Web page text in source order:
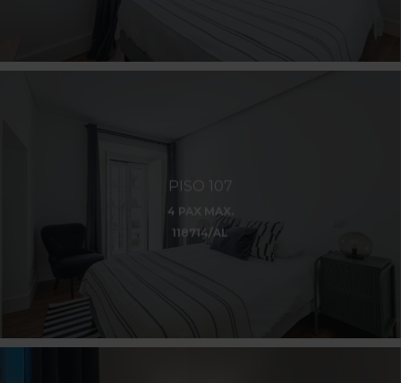
PISO 107
4 PAX MAX.
118714/AL